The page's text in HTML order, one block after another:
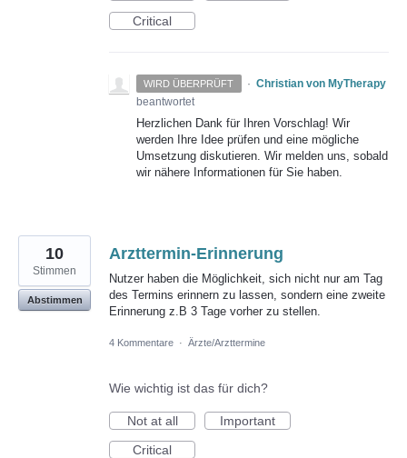
Critical
WIRD ÜBERPRÜFT · Christian von MyTherapy
beantwortet
Herzlichen Dank für Ihren Vorschlag! Wir
werden Ihre Idee prüfen und eine mögliche
Umsetzung diskutieren. Wir melden uns, sobald
wir nähere Informationen für Sie haben.
Arzttermin-Erinnerung
Nutzer haben die Möglichkeit, sich nicht nur am Tag
des Termins erinnern zu lassen, sondern eine zweite
Erinnerung z.B 3 Tage vorher zu stellen.
10
Stimmen
Abstimmen
4 Kommentare · Ärzte/Arzttermine
Wie wichtig ist das für dich?
Not at all
Important
Critical